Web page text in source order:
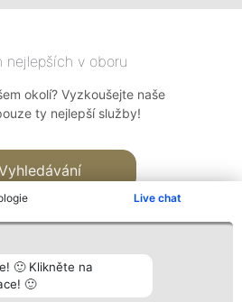
Live chat
🙂 Klikněte na
🙂
v oboru
okolí? Vyzkoušejte naše
ty nejlepší služby!